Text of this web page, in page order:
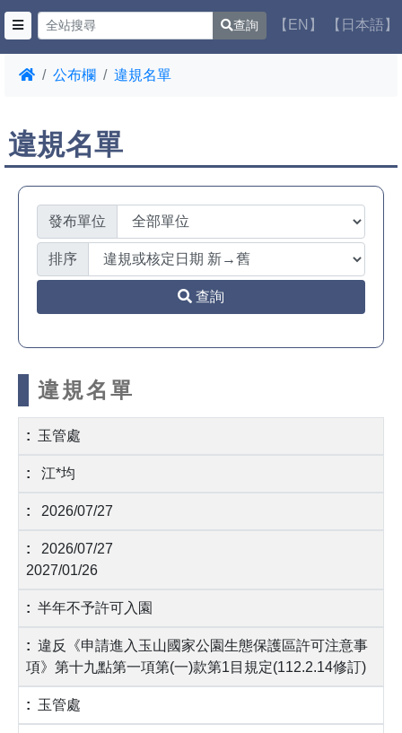
查詢 【EN】 【日本語】
公布欄 違規名單
違規名單
發布單位
排序
查詢
違規名單
玉管處
江*均
2026/07/27
2026/07/27
2027/01/26
半年不予許可入園
違反《申請進入玉山國家公園生態保護區許可注意事
項》第十九點第一項第(一)款第1目規定(112.2.14修訂)
玉管處